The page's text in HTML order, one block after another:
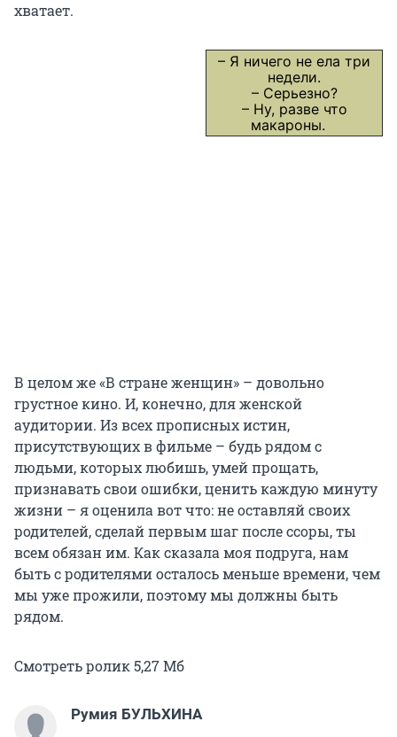
хватает.
– Я ничего не ела три
недели.
– Серьезно?
– Ну, разве что
макароны.
В целом же «В стране женщин» – довольно
грустное кино. И, конечно, для женской
аудитории. Из всех прописных истин,
присутствующих в фильме – будь рядом с
людьми, которых любишь, умей прощать,
признавать свои ошибки, ценить каждую минуту
жизни – я оценила вот что: не оставляй своих
родителей, сделай первым шаг после ссоры, ты
всем обязан им. Как сказала моя подруга, нам
быть с родителями осталось меньше времени, чем
мы уже прожили, поэтому мы должны быть
рядом.
Смотреть ролик 5,27 Мб
Румия БУЛЬХИНА